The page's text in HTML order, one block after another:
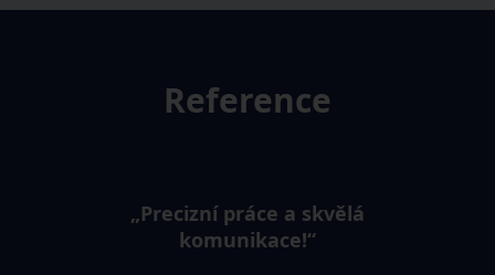
Reference
„Precizní práce a skvělá
komunikace!“